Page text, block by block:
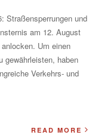
Straßensperrungen und
am 12. August
Um einen
gewährleisten, haben
Verkehrs- und
READ MORE